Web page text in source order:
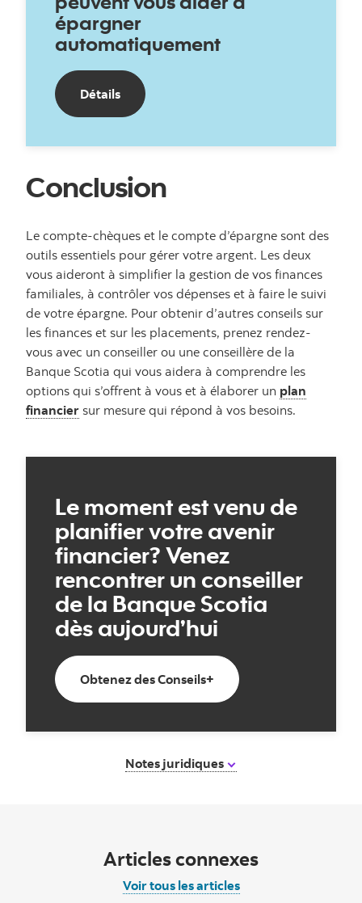
épargner
automatiquement
Détails
Conclusion
Le compte-chèques et le compte d’épargne sont des
outils essentiels pour gérer votre argent. Les deux
vous aideront à simplifier la gestion de vos finances
familiales, à contrôler vos dépenses et à faire le suivi
de votre épargne. Pour obtenir d’autres conseils sur
les finances et sur les placements, prenez rendez-
vous avec un conseiller ou une conseillère de la
Banque Scotia qui vous aidera à comprendre les
options qui s’offrent à vous et à élaborer un plan
financier sur mesure qui répond à vos besoins.
Le moment est venu de
planifier votre avenir
financier? Venez
rencontrer un conseiller
de la Banque Scotia
dès aujourd’hui
Obtenez des Conseils+ Prenez rendez-vous en
Notes juridiques
Articles connexes
Voir tous les articles